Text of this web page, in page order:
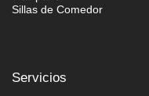
Sillas de Comedor
Servicios